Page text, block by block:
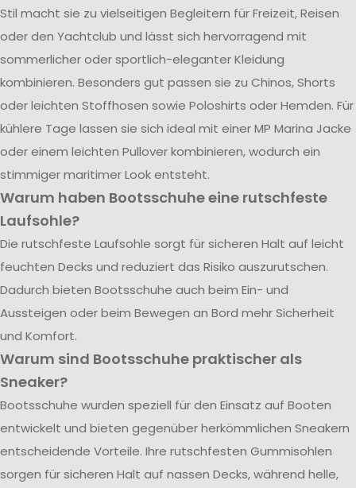
Stil macht sie zu vielseitigen Begleitern für Freizeit, Reisen
oder den Yachtclub und lässt sich hervorragend mit
sommerlicher oder sportlich-eleganter Kleidung
kombinieren. Besonders gut passen sie zu Chinos, Shorts
oder leichten Stoffhosen sowie Poloshirts oder Hemden. Für
kühlere Tage lassen sie sich ideal mit einer MP Marina Jacke
oder einem leichten Pullover kombinieren, wodurch ein
stimmiger maritimer Look entsteht.
Warum haben Bootsschuhe eine rutschfeste
Laufsohle?
Die rutschfeste Laufsohle sorgt für sicheren Halt auf leicht
feuchten Decks und reduziert das Risiko auszurutschen.
Dadurch bieten Bootsschuhe auch beim Ein- und
Aussteigen oder beim Bewegen an Bord mehr Sicherheit
und Komfort.
Warum sind Bootsschuhe praktischer als
Sneaker?
Bootsschuhe wurden speziell für den Einsatz auf Booten
entwickelt und bieten gegenüber herkömmlichen Sneakern
entscheidende Vorteile. Ihre rutschfesten Gummisohlen
sorgen für sicheren Halt auf nassen Decks, während helle,